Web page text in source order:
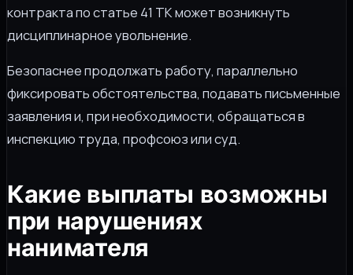
контракта по статье 41 ТК может возникнуть
дисциплинарное увольнение.
Безопаснее продолжать работу, параллельно
фиксировать обстоятельства, подавать письменные
заявления и, при необходимости, обращаться в
инспекцию труда, профсоюз или суд.
Какие выплаты возможны
при нарушениях
нанимателя